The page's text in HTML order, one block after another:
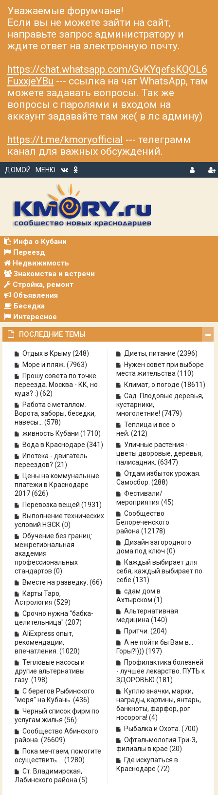
Уважаемые форумчане!
Если вы не можете зайти на сайт,
направьте запрос администратору и
ждите ответ на электронную почту.
https://chat.whatsapp.com/GvKYqefsKQOL6
FuxxjeYBu --- ссылка на чат WhatsApp, там
можете задавать вопросы. Так же
вопросы с паролями и входом на
аккаунт задавайте там же( в лс админу)
https://t.me/kmoryofficial --- телеграмм
канал для важных обсуждений.
ДОМОЙ
МЕНЮ
В
Р
Инфа о Кубани
Переезд
Недвижимость
Знакомства и встречи
Стройка, ремонт
Объявления
Беседка
Интересное
ПОСЛЕДНИЕ ТЕМЫ
Отдых в Крыму(248)
Море и пляж. (7963)
Прошу совета по точке
переезда. Москва - КК, но
куда? :) (62)
Работа с металлом.
Ворота, заборы, беседки,
навесы... (578)
живность Кубани (1710)
Вода в Краснодаре (341)
Ипотека - двигатель
переездов? (21)
Цены на коммунальные
платежи в Краснодаре
2017(626)
Перевозка вещей (1931)
Выполнение технических
условий НЭСК (0)
Обучение без границ:
межрегиональная
академия
профессиональных
стандартов (0)
Вместе на разведку. (66)
Карты Таро,
Астрология (529)
Срочно нужна "бабка-
целительница" (207)
AliExpress опыт,
рекомендации,
впечатления. (1020)
Тепловые насосы и
другие альтернативы
газу. (198)
С берегов Рыбинского
"моря" на Кубань. (436)
Черный список фирм по
услугам жилья (56)
Сообщество Абинского
района. (26609)
Пока мечтаем, помогите
осуществить.... (1280)
Ст. Владимирская,
Лабинского района (5)
Диеты, питание(2396)
Нужен совет при выборе
места жительства(110)
Климат, о погоде(18611)
Сад. Плодовые деревья,
кустарники,
многолетние!(7479)
Теплица и все о
ней.(212)
Уличные растения -
цветы дворовые, деревья,
палисадник.(6347)
Отдам избыток урожая.
Самосбор.(288)
Фестивали/
мероприятия(45)
Сообщество
Белореченского
района(12178)
Дизайн загородного
дома под ключ(0)
Каждый выбирает для
себя, каждый выбирает по
себе(131)
сдам дом в
Ахтырском(1)
Альтернативная
медицина(140)
Притчи.(204)
А не пойти бы Вам в...
Горы?!)))(197)
Профилактика болезней
- лучшее лекарство. ПУТЬ к
ЗДОРОВЬЮ(181)
Куплю значки, марки,
награды, картины, янтарь,
банкноты, фарфор, рог
носорога!(4)
Рыбалка и Охота.(700)
Офтальмология Три-З,
филиалы в крае(20)
Где искупаться в
Краснодаре(72)